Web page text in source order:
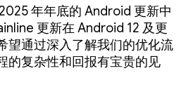
年年底的 Android 更新中
更新在 Android 12 及更
望通过深入了解我们的优化流
的复杂性和回报有宝贵的见